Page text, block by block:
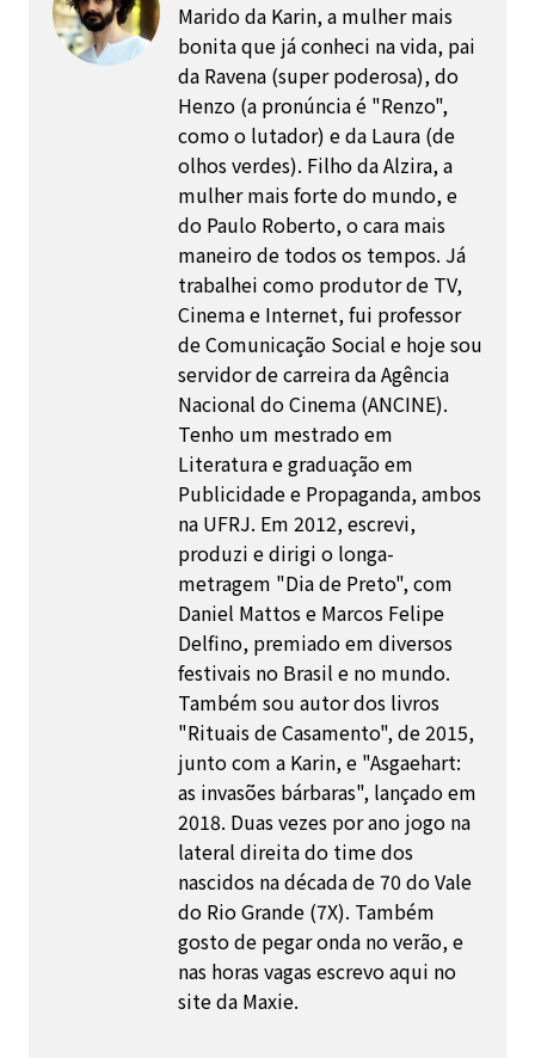
Marido da Karin, a mulher mais
bonita que já conheci na vida, pai
da Ravena (super poderosa), do
Henzo (a pronúncia é "Renzo",
como o lutador) e da Laura (de
olhos verdes). Filho da Alzira, a
mulher mais forte do mundo, e
do Paulo Roberto, o cara mais
maneiro de todos os tempos. Já
trabalhei como produtor de TV,
Cinema e Internet, fui professor
de Comunicação Social e hoje sou
servidor de carreira da Agência
Nacional do Cinema (ANCINE).
Tenho um mestrado em
Literatura e graduação em
Publicidade e Propaganda, ambos
na UFRJ. Em 2012, escrevi,
produzi e dirigi o longa-
metragem "Dia de Preto", com
Daniel Mattos e Marcos Felipe
Delfino, premiado em diversos
festivais no Brasil e no mundo.
Também sou autor dos livros
"Rituais de Casamento", de 2015,
junto com a Karin, e "Asgaehart:
as invasões bárbaras", lançado em
2018. Duas vezes por ano jogo na
lateral direita do time dos
nascidos na década de 70 do Vale
do Rio Grande (7X). Também
gosto de pegar onda no verão, e
nas horas vagas escrevo aqui no
site da Maxie.